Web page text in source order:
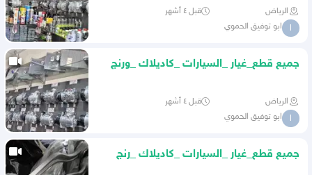
الرياض قبل ٤ أشهر
ا ابو توفيق الحموي
جميع قطع_غيار _السيارات _كاديلاك _ورنج
الرياض قبل ٤ أشهر
ا ابو توفيق الحموي
جميع قطع_غيار _السيارات _كاديلاك _رنج